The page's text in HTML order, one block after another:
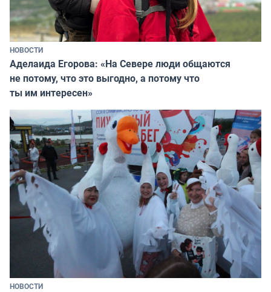
НОВОСТИ
Аделаида Егорова: «На Севере люди общаются
не потому, что это выгодно, а потому что
ты им интересен»
НОВОСТИ